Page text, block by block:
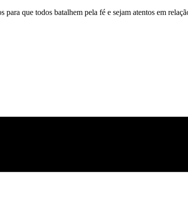
que todos batalhem pela fé e sejam atentos em